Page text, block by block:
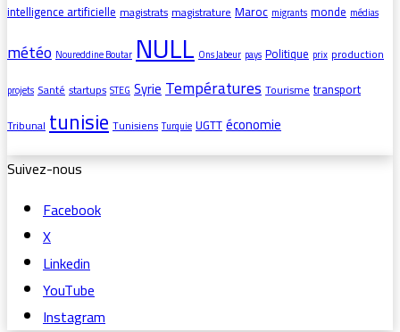
intelligence artificiellemagistratsmagistratureMaroc migrants monde médias
météo Noureddine Boutar NULL Ons Jabeur pays Politique prix production
projets Santéstartups STEG SyrieTempératuresTourismetransport
TribunaltunisieTunisiens Turquie UGTTéconomie
Suivez-nous
Facebook
X
Linkedin
YouTube
Instagram